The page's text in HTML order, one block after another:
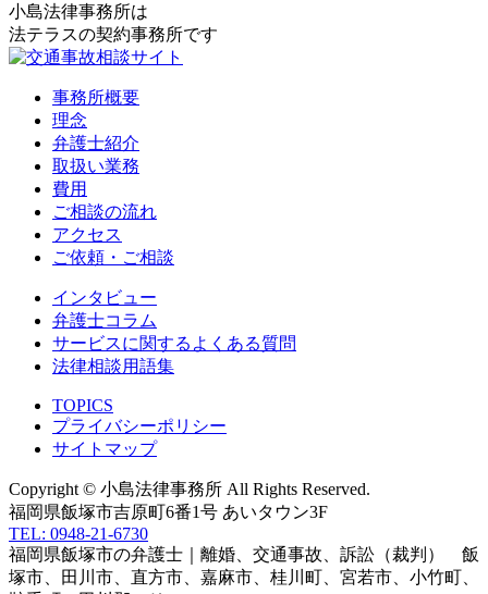
小島法律事務所は
法テラスの契約事務所です
事務所概要
理念
弁護士紹介
取扱い業務
費用
ご相談の流れ
アクセス
ご依頼・ご相談
インタビュー
弁護士コラム
サービスに関するよくある質問
法律相談用語集
TOPICS
プライバシーポリシー
サイトマップ
Copyright © 小島法律事務所 All Rights Reserved.
福岡県飯塚市吉原町6番1号 あいタウン3F
TEL: 0948-21-6730
福岡県飯塚市の弁護士｜離婚、交通事故、訴訟（裁判） 飯
塚市、田川市、直方市、嘉麻市、桂川町、宮若市、小竹町、